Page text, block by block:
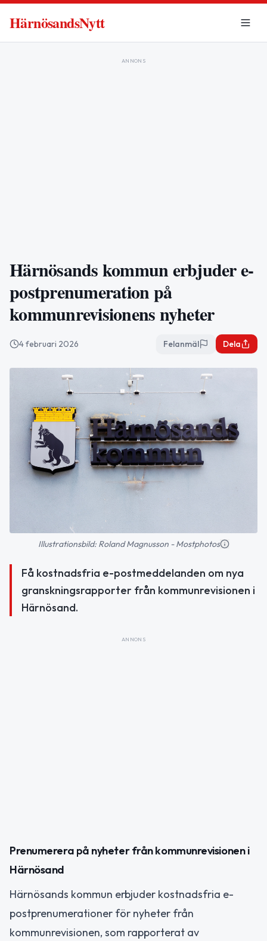
HärnösandsNytt
ANNONS
Härnösands kommun erbjuder e-
postprenumeration på
kommunrevisionens nyheter
4 februari 2026 Felanmäl Dela
Illustrationsbild: Roland Magnusson - Mostphotos
Få kostnadsfria e-postmeddelanden om nya
granskningsrapporter från kommunrevisionen i
Härnösand.
ANNONS
Prenumerera på nyheter från kommunrevisionen i
Härnösand
Härnösands kommun erbjuder kostnadsfria e-
postprenumerationer för nyheter från
kommunrevisionen, som rapporterat av